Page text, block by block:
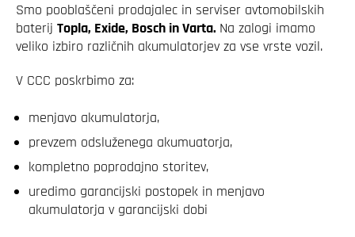
Smo pooblaščeni prodajalec in serviser avtomobilskih
baterij Topla, Exide, Bosch in Varta. Na zalogi imamo
veliko izbiro različnih akumulatorjev za vse vrste vozil.
V CCC poskrbimo za:
menjavo akumulatorja,
prevzem odsluženega akumuatorja,
kompletno poprodajno storitev,
uredimo garancijski postopek in menjavo
akumulatorja v garancijski dobi